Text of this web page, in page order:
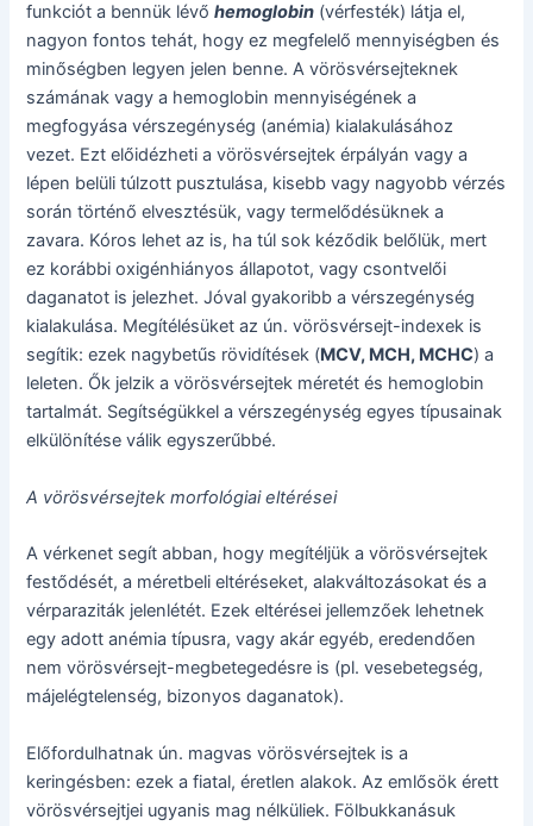
funkciót a bennük lévőhemoglobin (vérfesték) látja el,
nagyon fontos tehát, hogy ez megfelelő mennyiségben és
minőségben legyen jelen benne. A vörösvérsejteknek
számának vagy a hemoglobin mennyiségének a
megfogyása vérszegénység (anémia) kialakulásához
vezet. Ezt előidézheti a vörösvérsejtek érpályán vagy a
lépen belüli túlzott pusztulása, kisebb vagy nagyobb vérzés
során történő elvesztésük, vagy termelődésüknek a
zavara. Kóros lehet az is, ha túl sok kéződik belőlük, mert
ez korábbi oxigénhiányos állapotot, vagy csontvelői
daganatot is jelezhet. Jóval gyakoribb a vérszegénység
kialakulása. Megítélésüket az ún. vörösvérsejt-indexek is
segítik: ezek nagybetűs rövidítések (MCV, MCH, MCHC) a
leleten. Ők jelzik a vörösvérsejtek méretét és hemoglobin
tartalmát. Segítségükkel a vérszegénység egyes típusainak
elkülönítése válik egyszerűbbé.
A vörösvérsejtek morfológiai eltérései
A vérkenet segít abban, hogy megítéljük a vörösvérsejtek
festődését, a méretbeli eltéréseket, alakváltozásokat és a
vérparaziták jelenlétét. Ezek eltérései jellemzőek lehetnek
egy adott anémia típusra, vagy akár egyéb, eredendően
nem vörösvérsejt-megbetegedésre is (pl. vesebetegség,
májelégtelenség, bizonyos daganatok).
Előfordulhatnak ún. magvas vörösvérsejtek is a
keringésben: ezek a fiatal, éretlen alakok. Az emlősök érett
vörösvérsejtjei ugyanis mag nélküliek. Fölbukkanásuk